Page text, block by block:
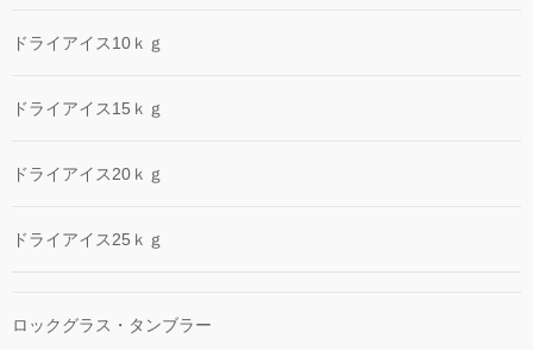
ドライアイス10ｋｇ
ドライアイス15ｋｇ
ドライアイス20ｋｇ
ドライアイス25ｋｇ
ロックグラス・タンブラー